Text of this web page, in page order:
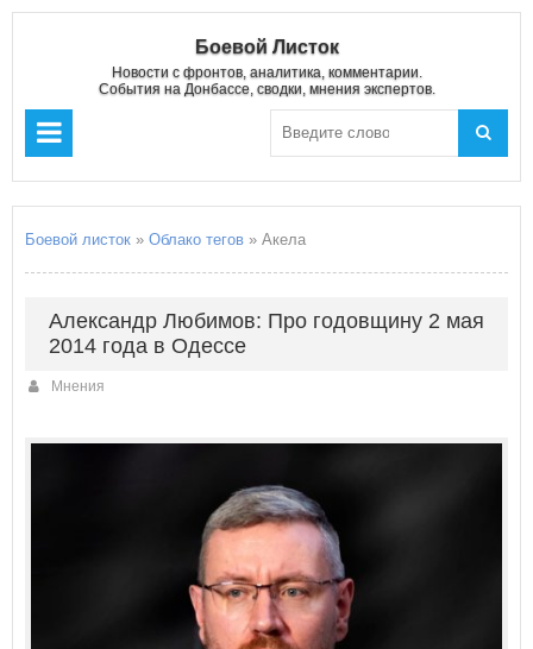
Боевой Листок
Новости с фронтов, аналитика, комментарии.
События на Донбассе, сводки, мнения экспертов.
Боевой листок » Облако тегов » Акела
Александр Любимов: Про годовщину 2 мая
2014 года в Одессе
Мнения